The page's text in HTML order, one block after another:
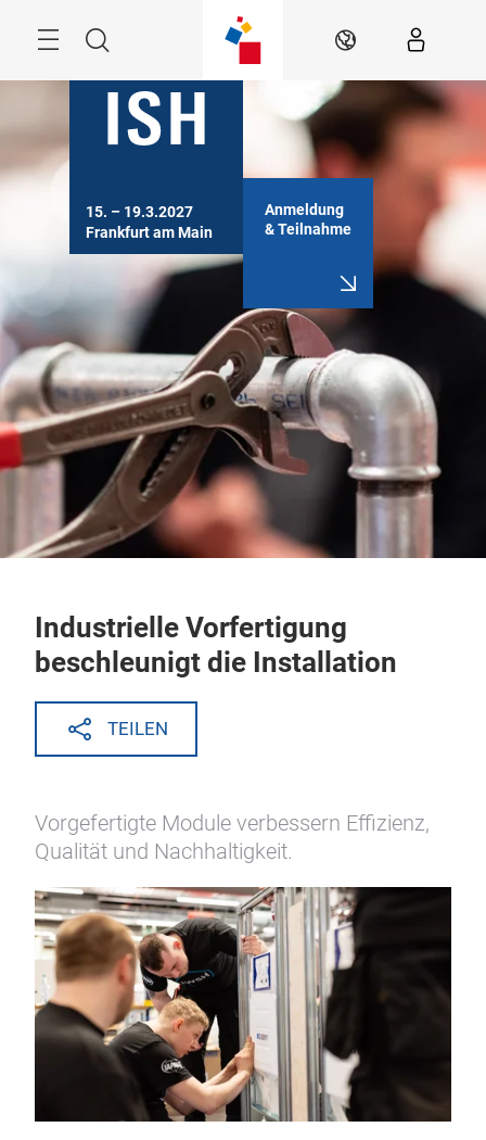
Suche DE
15. – 19.3.2027
Frankfurt am Main
Anmeldung
& Teilnahme
Industrielle Vorfertigung
beschleunigt die Installation
TEILEN
Vorgefertigte Module verbessern Effizienz,
Qualität und Nachhaltigkeit.